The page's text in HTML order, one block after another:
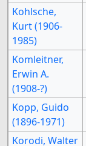
Kohlsche,
Kurt (1906-
1985)
Komleitner,
Erwin A.
(1908-?)
Kopp, Guido
(1896-1971)
Korodi, Walter